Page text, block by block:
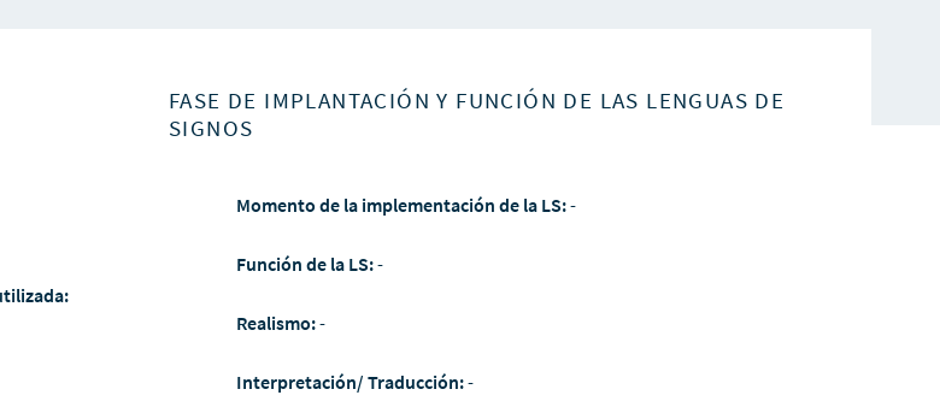
FASE DE IMPLANTACIÓN Y FUNCIÓN DE LAS LENGUAS DE
SIGNOS
Momento de la implementación de la LS:-
Función de la LS:-
Realismo:-
Interpretación/ Traducción:-